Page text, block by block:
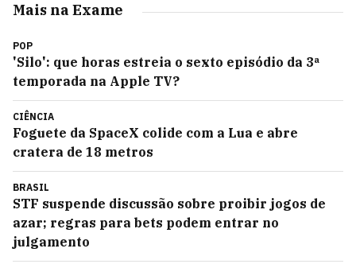
Mais na Exame
POP
'Silo': que horas estreia o sexto episódio da 3ª
temporada na Apple TV?
CIÊNCIA
Foguete da SpaceX colide com a Lua e abre
cratera de 18 metros
BRASIL
STF suspende discussão sobre proibir jogos de
azar; regras para bets podem entrar no
julgamento